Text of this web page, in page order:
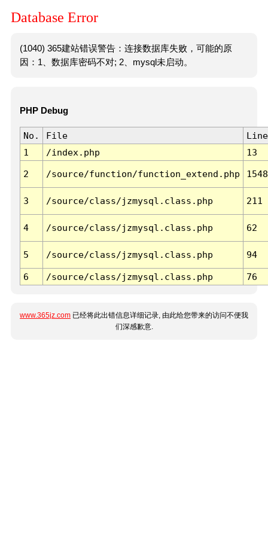
Database Error
(1040) 365建站错误警告：连接数据库失败，可能的原
因：1、数据库密码不对; 2、mysql未启动。
PHP Debug
No. File
Line
1
/index.php 13
2 /source/function/function_extend.php 1548
3 /source/class/jzmysql.class.php 211
4 /source/class/jzmysql.class.php 62
5 /source/class/jzmysql.class.php 94
6 /source/class/jzmysql.class.php 76
www.365jz.com 已经将此出错信息详细记录, 由此给您带来的访问不便我
们深感歉意.